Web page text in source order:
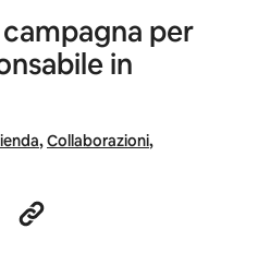
per
in
,Collaborazioni,